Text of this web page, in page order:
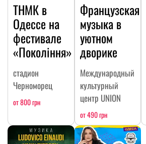
ТНМК в
Одессе на
фестивале
«Покоління»
стадион
Черноморец
от 800 грн
Французская
музыка в
уютном
дворике
Международный
культурный
центр UNION
от 490 грн